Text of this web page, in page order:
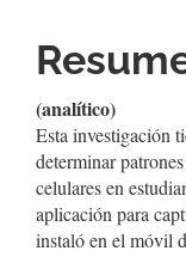
(analítico)
Esta investigación
determinar
celulares en
aplicación para
instaló en el móvil